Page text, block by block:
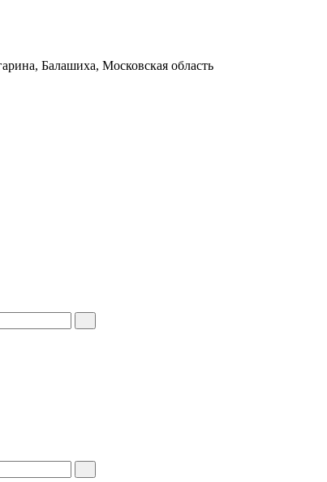
Балашиха, Московская область